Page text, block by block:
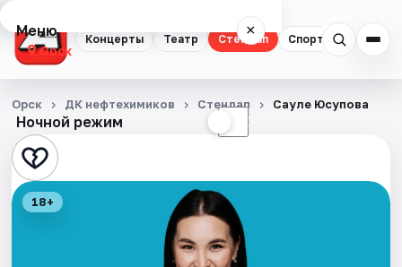
Концерты Театр Стендап Спорт
Меню ×
Орск
Концерты
Театр
Стендап
Ночной режим ☾
Орск ДК нефтехимиков Стендап Сауле Юсупова
18+